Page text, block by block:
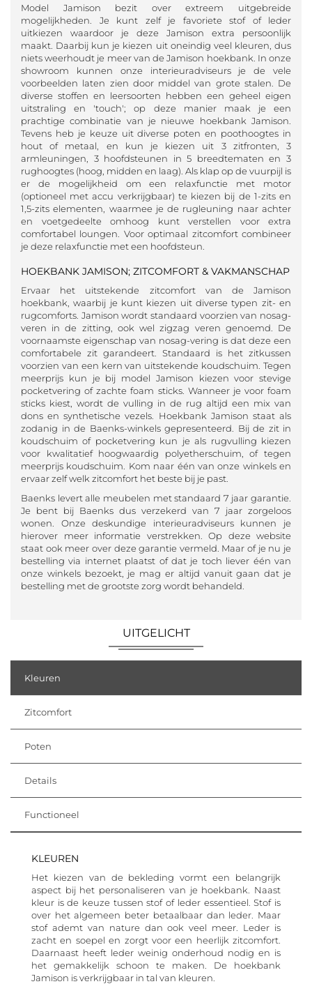
Model Jamison bezit over extreem uitgebreide
mogelijkheden. Je kunt zelf je favoriete stof of leder
uitkiezen waardoor je deze Jamison extra persoonlijk
maakt. Daarbij kun je kiezen uit oneindig veel kleuren, dus
niets weerhoudt je meer van de Jamison hoekbank. In onze
showroom kunnen onze interieuradviseurs je de vele
voorbeelden laten zien door middel van grote stalen. De
diverse stoffen en leersoorten hebben een geheel eigen
uitstraling en 'touch'; op deze manier maak je een
prachtige combinatie van je nieuwe hoekbank Jamison.
Tevens heb je keuze uit diverse poten en poothoogtes in
hout of metaal, en kun je kiezen uit 3 zitfronten, 3
armleuningen, 3 hoofdsteunen in 5 breedtematen en 3
rughoogtes (hoog, midden en laag). Als klap op de vuurpijl is
er de mogelijkheid om een relaxfunctie met motor
(optioneel met accu verkrijgbaar) te kiezen bij de 1-zits en
1,5-zits elementen, waarmee je de rugleuning naar achter
en voetgedeelte omhoog kunt verstellen voor extra
comfortabel loungen. Voor optimaal zitcomfort combineer
je deze relaxfunctie met een hoofdsteun.
HOEKBANK JAMISON; ZITCOMFORT & VAKMANSCHAP
Ervaar het uitstekende zitcomfort van de Jamison
hoekbank, waarbij je kunt kiezen uit diverse typen zit- en
rugcomforts. Jamison wordt standaard voorzien van nosag-
veren in de zitting, ook wel zigzag veren genoemd. De
voornaamste eigenschap van nosag-vering is dat deze een
comfortabele zit garandeert. Standaard is het zitkussen
voorzien van een kern van uitstekende koudschuim. Tegen
meerprijs kun je bij model Jamison kiezen voor stevige
pocketvering of zachte foam sticks. Wanneer je voor foam
sticks kiest, wordt de vulling in de rug altijd een mix van
dons en synthetische vezels. Hoekbank Jamison staat als
zodanig in de Baenks-winkels gepresenteerd. Bij de zit in
koudschuim of pocketvering kun je als rugvulling kiezen
voor kwalitatief hoogwaardig polyetherschuim, of tegen
meerprijs koudschuim. Kom naar één van onze winkels en
ervaar zelf welk zitcomfort het beste bij je past.
Baenks levert alle meubelen met standaard 7 jaar garantie.
Je bent bij Baenks dus verzekerd van 7 jaar zorgeloos
wonen. Onze deskundige interieuradviseurs kunnen je
hierover meer informatie verstrekken. Op deze website
staat ook meer over deze garantie vermeld. Maar of je nu je
bestelling via internet plaatst of dat je toch liever één van
onze winkels bezoekt, je mag er altijd vanuit gaan dat je
bestelling met de grootste zorg wordt behandeld.
UITGELICHT
Kleuren
Zitcomfort
Poten
Details
Functioneel
KLEUREN
Het kiezen van de bekleding vormt een belangrijk
aspect bij het personaliseren van je hoekbank. Naast
kleur is de keuze tussen stof of leder essentieel. Stof is
over het algemeen beter betaalbaar dan leder. Maar
stof ademt van nature dan ook veel meer. Leder is
zacht en soepel en zorgt voor een heerlijk zitcomfort.
Daarnaast heeft leder weinig onderhoud nodig en is
het gemakkelijk schoon te maken. De hoekbank
Jamison is verkrijgbaar in tal van kleuren.